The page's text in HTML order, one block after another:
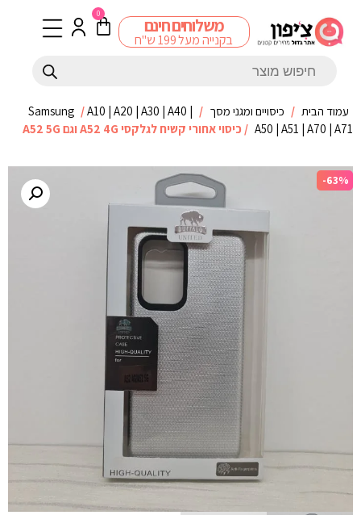
משלוחים חינם
בקנייה מעל 199 ש"ח
0
עמוד הבית / כיסויים ומגני מסך /
Samsung /A10 | A20 | A30 | A40 |
A50 | A51 | A70 | A71 / כיסוי אחורי קשיח לגלקסי A52 4G וגם A52 5G
-63%